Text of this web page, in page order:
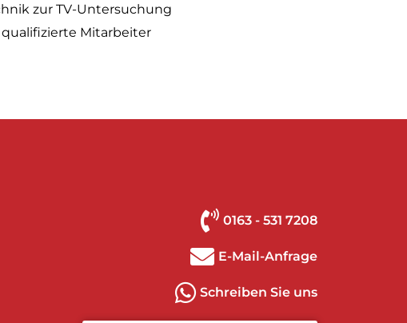
zur TV-Untersuchung
Mitarbeiter
0163 - 531 7208
E-Mail-Anfrage
Schreiben Sie uns